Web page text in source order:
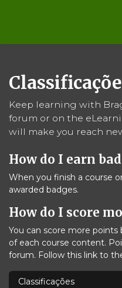
Keep learning with
forum or on the
will make you reach
How do I earn
When you finish a course
awarded badges.
How do I score
You can score more
of each course content.
forum. Follow this link to
Classificações